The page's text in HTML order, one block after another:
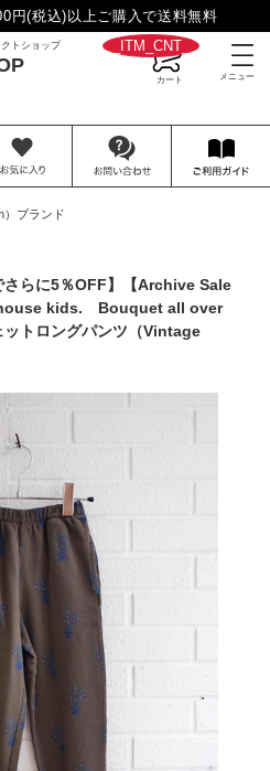
円(税込)以上ご購入で送料無料
トショップ __ITM_CNT__
）ブランド
さらに5％OFF】【Archive Sale
kids. Bouquet all over
トロングパンツ（Vintage